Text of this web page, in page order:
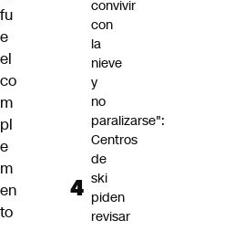
fu
e
el
co
m
pl
e
m
en
to
convivir
con
la
nieve
y
no
paralizarse":
Centros
de
ski
piden
revisar